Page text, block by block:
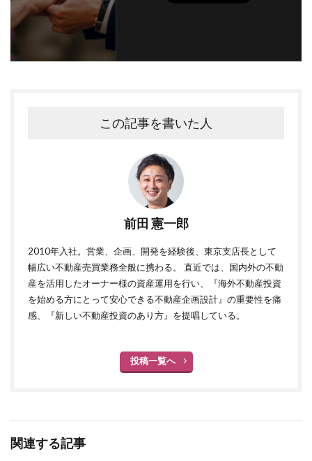
この記事を書いた人
前田 憲一郎
2010年入社。営業、企画、開発を経験後、東京支店長として
幅広い不動産売買業務全般に携わる。 直近では、国内外の不動
産を活用したオーナー様の資産運用を行い、『海外不動産投資
を始める方にとって安心できる不動産企画設計』の重要性を痛
感、『新しい不動産投資のあり方』を提唱している。
投稿一覧へ
関連する記事